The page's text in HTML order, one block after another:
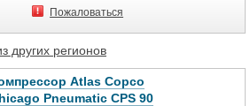
Пожаловаться
других регионов
Atlas Copco
Pneumatic CPS 90